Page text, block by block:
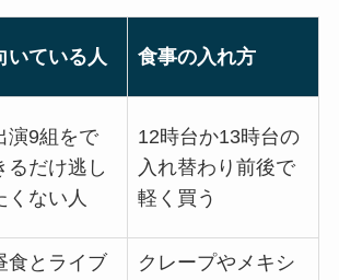
いている人 食事の入れ方
演9組をで
るだけ逃し
くない人
12時台か13時台の
入れ替わり前後で
軽く買う
食とライブ
クレープやメキシ